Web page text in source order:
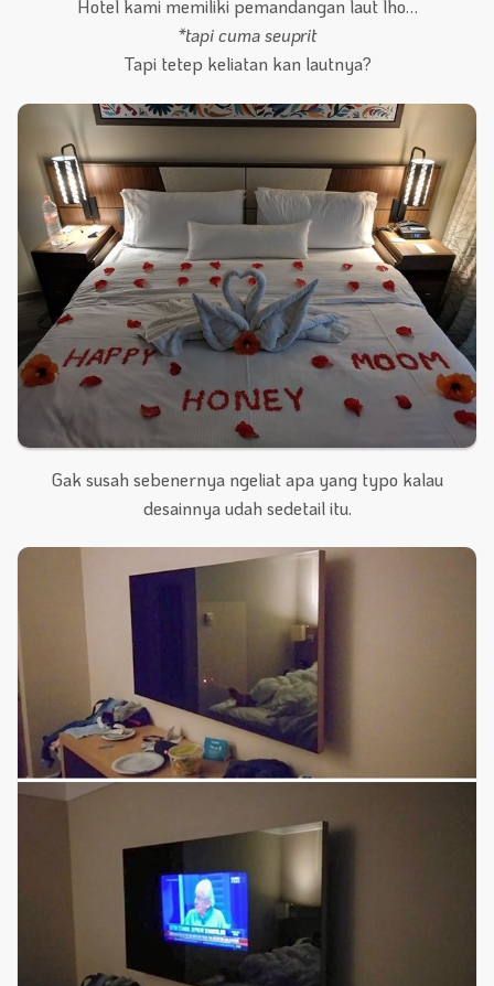
Hotel kami memiliki pemandangan laut lho…
*tapi cuma seuprit
Tapi tetep keliatan kan lautnya?
Gak susah sebenernya ngeliat apa yang typo kalau
desainnya udah sedetail itu.